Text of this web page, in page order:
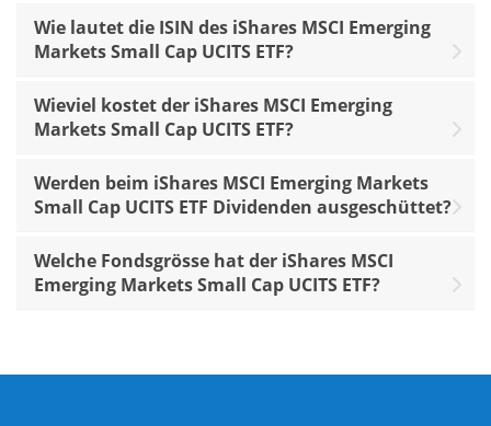
Wie lautet die ISIN des iShares MSCI Emerging
Markets Small Cap UCITS ETF?
Wieviel kostet der iShares MSCI Emerging
Markets Small Cap UCITS ETF?
Werden beim iShares MSCI Emerging Markets
Small Cap UCITS ETF Dividenden ausgeschüttet?
Welche Fondsgrösse hat der iShares MSCI
Emerging Markets Small Cap UCITS ETF?